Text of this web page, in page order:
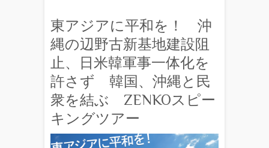
東アジアに平和を！ 沖
縄の辺野古新基地建設阻
止、日米韓軍事一体化を
許さず 韓国、沖縄と民
衆を結ぶ ZENKOスピー
キングツアー